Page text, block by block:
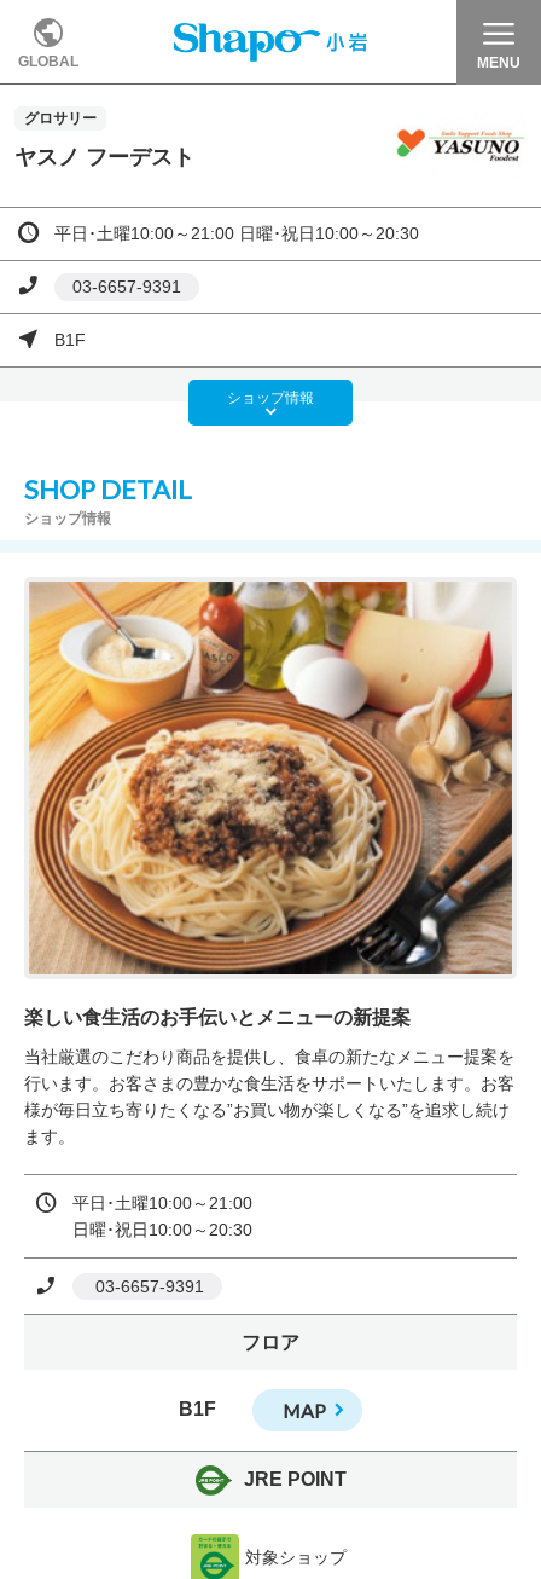
GLOBAL MENU
グロサリー
ヤスノ フーデスト
平日･土曜10:00～21:00 日曜･祝日10:00～20:30
03-6657-9391
B1F
ショップ情報
SHOP DETAIL
ショップ情報
楽しい食生活のお手伝いとメニューの新提案
当社厳選のこだわり商品を提供し、食卓の新たなメニュー提案を
行います。お客さまの豊かな食生活をサポートいたします。お客
様が毎日立ち寄りたくなる”お買い物が楽しくなる”を追求し続け
ます。
平日･土曜10:00～21:00
日曜･祝日10:00～20:30
03-6657-9391
フロア
B1F MAP
JRE POINT
対象ショップ